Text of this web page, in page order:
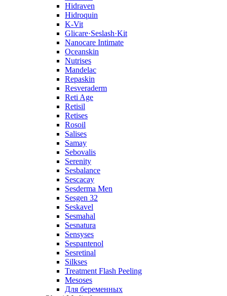
Hidraven
Hidroquin
K-Vit
Glicare·Seslash·Kit
Nanocare Intimate
Oceanskin
Nutrises
Mandelac
Repaskin
Resveraderm
Reti Age
Retisil
Retises
Rosoil
Salises
Samay
Sebovalis
Serenity
Sesbalance
Sescacay
Sesderma Men
Sesgen 32
Seskavel
Sesmahal
Sesnatura
Sensyses
Sespantenol
Sesretinal
Silkses
Treatment Flash Peeling
Mesoses
Для беременных